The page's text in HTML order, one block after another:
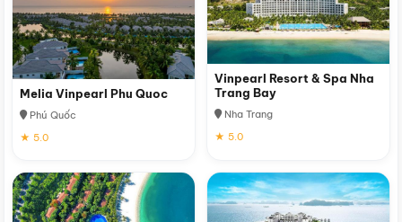
Melia Vinpearl Phu Quoc
Phú Quốc
★ 5.0
Vinpearl Resort & Spa Nha
Trang Bay
Nha Trang
★ 5.0